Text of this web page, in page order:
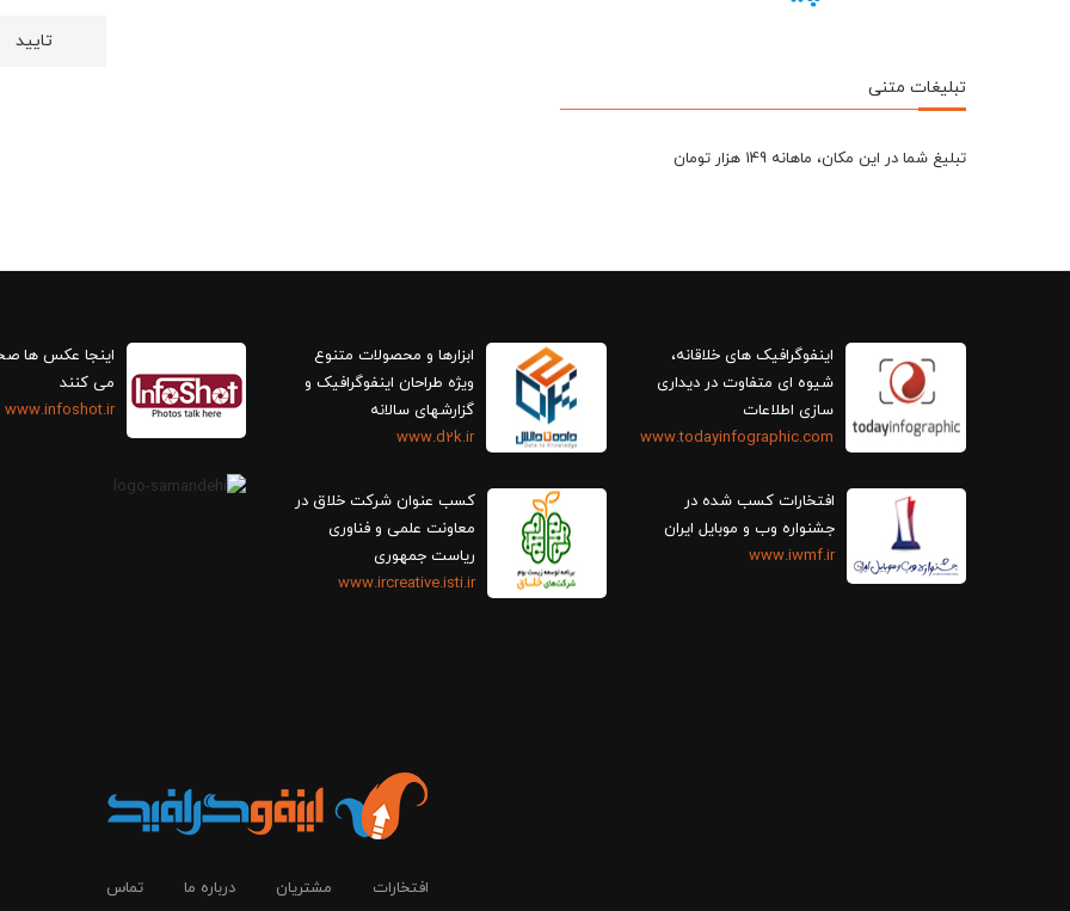
تبلیغات متنی
تبلیغ شما در این مکان، ماهانه 149 هزار تومان
اینفوگرافیک های خلاقانه،
سازی اطلاعات
www.todayinfographic.com
افتخارات کسب شده در
جشنواره وب و موبایل ایران
www.iwmf.ir
ابزارها و محصولات متنوع
ویژه طراحان اینفوگرافیک و
گزارش‎های سالانه
www.d2k.ir
کسب عنوان شرکت خلاق در
معاونت علمی و فناوری
ریاست جمهوری
www.ircreative.isti.ir
اینجا عکس ها
می کنند
www.infoshot.ir
افتخارات مشتریان درباره ما تماس